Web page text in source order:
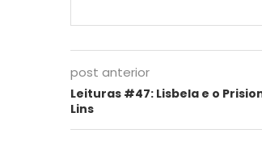
post anterior
Leituras #47: Lisbela e o
Lins